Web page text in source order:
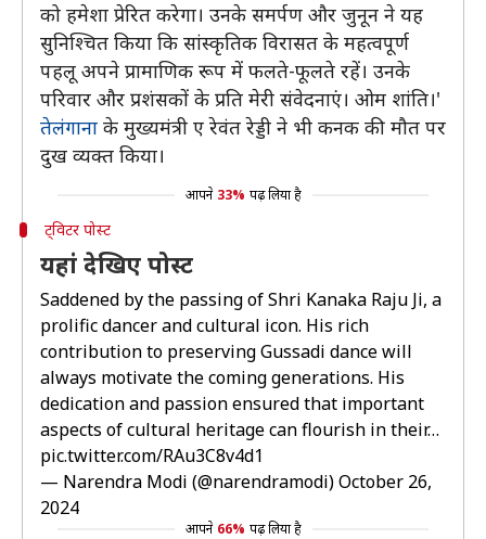
को हमेशा प्रेरित करेगा। उनके समर्पण और जुनून ने यह
सुनिश्चित किया कि सांस्कृतिक विरासत के महत्वपूर्ण
पहलू अपने प्रामाणिक रूप में फलते-फूलते रहें। उनके
परिवार और प्रशंसकों के प्रति मेरी संवेदनाएं। ओम शांति।'
तेलंगाना के मुख्यमंत्री ए रेवंत रेड्डी ने भी कनक की मौत पर
दुख व्यक्त किया।
आपने 33% पढ़ लिया है
ट्विटर पोस्ट
यहां देखिए पोस्ट
Saddened by the passing of Shri Kanaka Raju Ji, a
prolific dancer and cultural icon. His rich
contribution to preserving Gussadi dance will
always motivate the coming generations. His
dedication and passion ensured that important
aspects of cultural heritage can flourish in their…
pic.twitter.com/RAu3C8v4d1
— Narendra Modi (@narendramodi)October 26,
2024
आपने 66% पढ़ लिया है